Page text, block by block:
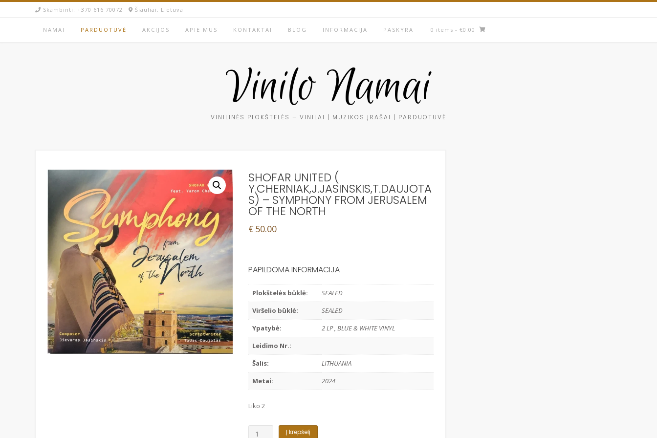
Skip
Skambinti: +370 616 70072​ Šiauliai, Lietuva
NAMAI PARDUOTUVĖ AKCIJOS APIE MUS KONTAKTAI BLOG INFORMACIJA PASKYRA 0 items - €0.00
Vinilo Namai
VINILINĖS PLOKŠTELĖS – VINILAI | MUZIKOS ĮRAŠAI | PARDUOTUVĖ
SHOFAR UNITED (
Y.CHERNIAK,J.JASINSKIS,T.DAUJOTA
S) – SYMPHONY FROM JERUSALEM
OF THE NORTH
€ 50.00
PAPILDOMA INFORMACIJA
Plokštelės būklė:
SEALED
Viršelio būklė:
SEALED
Ypatybė:
2 LP , BLUE & WHITE VINYL
Leidimo Nr.:
Šalis:
LITHUANIA
Metai:
2024
Liko 2
produkto
Į krepšelį